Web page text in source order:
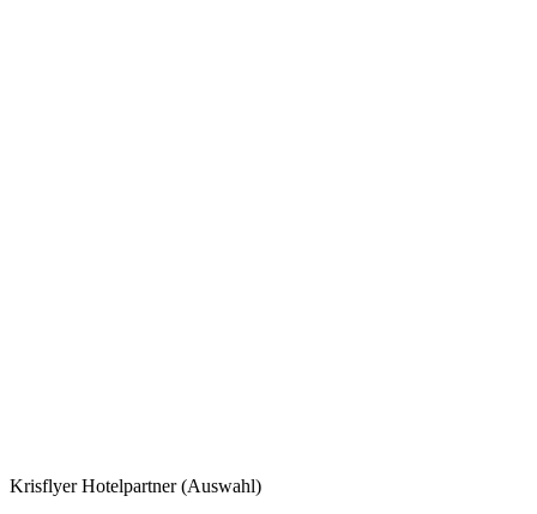
Krisflyer Hotelpartner (Auswahl)